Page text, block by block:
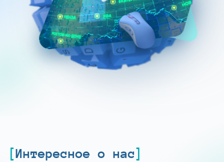
Интересное о нас